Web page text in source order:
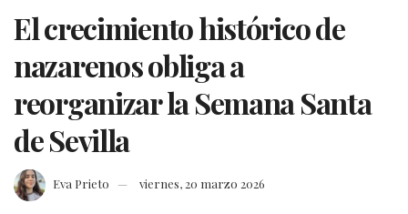
El crecimiento histórico de
nazarenos obliga a
reorganizar la Semana Santa
de Sevilla
Eva Prieto viernes, 20 marzo 2026